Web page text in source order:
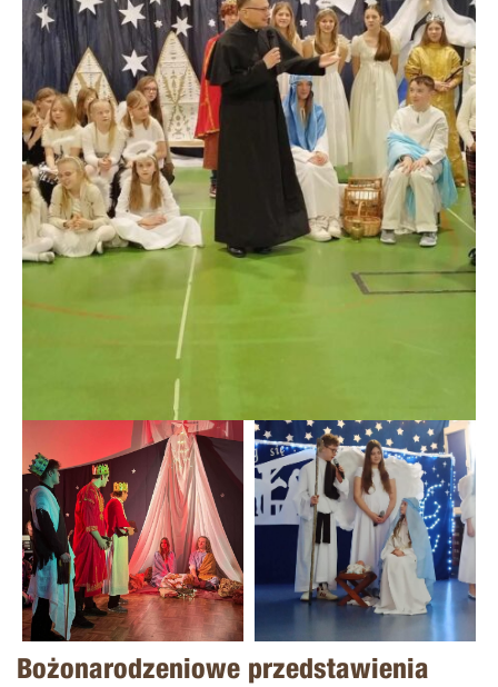
Bożonarodzeniowe przedstawienia